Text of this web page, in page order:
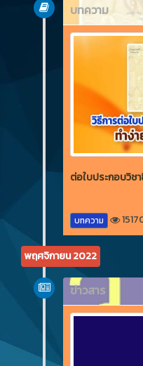
บทความ
ต่อใบประกอบวิช
บทความ
พฤศจิกายน 2022
ข่าวสาร